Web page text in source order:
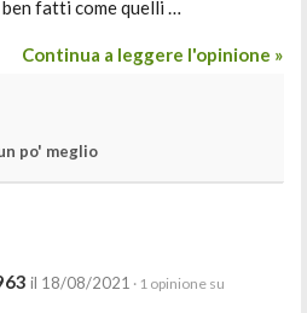
fatti come quelli …
Continua a leggere l'opinione »
po' meglio
il 18/08/2021 · 1 opinione su